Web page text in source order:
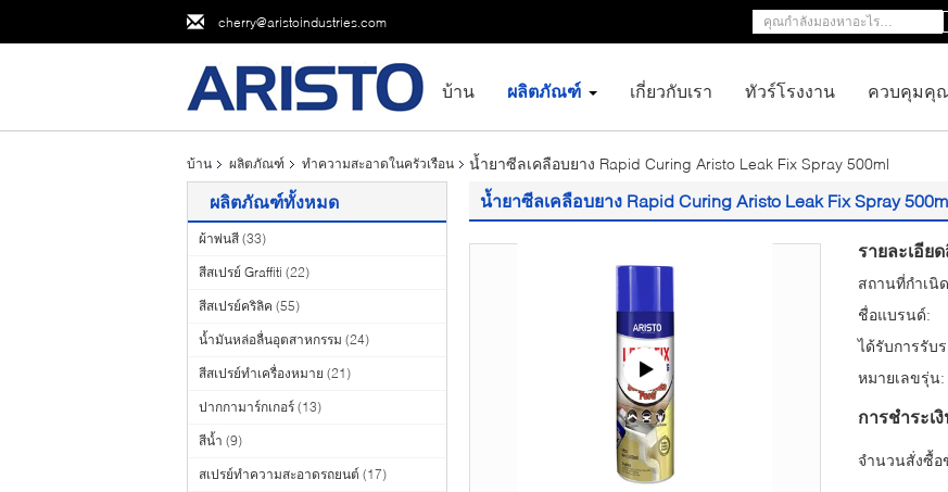
cherry@aristoindustries.com
บ้าน ผลิตภัณฑ์ เกี่ยวกับเรา ทัวร์โรงงาน ควบคุมคุ
บ้าน ผลิตภัณฑ์ ทำความสะอาดในครัวเรือน น้ำยาซีลเคลือบยาง Rapid Curing Aristo Leak Fix Spray 500ml
ผลิตภัณฑ์ทั้งหมด
ผ้าพ่นสี (33)
สีสเปรย์ Graffiti (22)
สีสเปรย์คริลิค (55)
น้ำมันหล่อลื่นอุตสาหกรรม (24)
สีสเปรย์ทำเครื่องหมาย (21)
ปากกามาร์กเกอร์ (13)
สีน้ำ (9)
สเปรย์ทำความสะอาดรถยนต์ (17)
น้ำยาซีลเคลือบยาง Rapid Curing Aristo Leak Fix Spray
รายละเอีย
สถานที่กำเนิ
ชื่อแบรนด์:
ได้รับการรับร
หมายเลขรุ่น:
การชำระเ
จำนวนสั่งซื้อ